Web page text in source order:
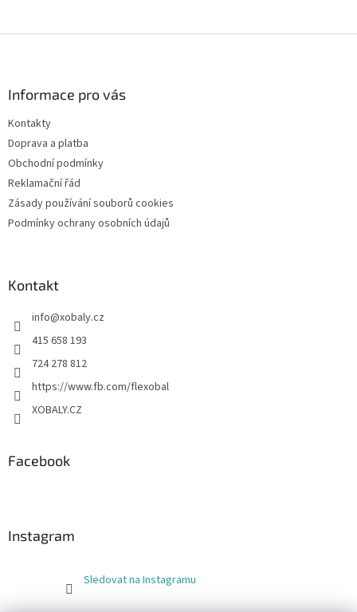
Informace pro vás
Kontakty
Doprava a platba
Obchodní podmínky
Reklamační řád
Zásady používání souborů cookies
Podmínky ochrany osobních údajů
Kontakt
info@xobaly.cz
415 658 193
724 278 812
https://www.fb.com/flexobal
XOBALY.CZ
Facebook
Instagram
Sledovat na Instagramu